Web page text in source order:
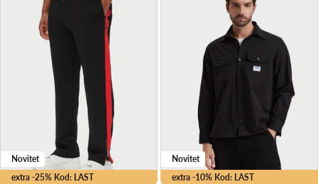
extra -25% Kod: LAST
Novitet
extra -10% Kod: LAST
Novitet